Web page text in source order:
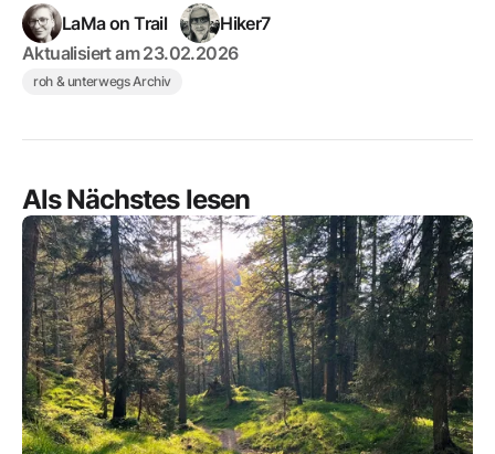
LaMa on Trail
Hiker7
Aktualisiert am23.02.2026
roh & unterwegs Archiv
Als Nächstes lesen